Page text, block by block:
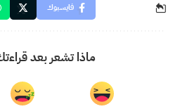
فايسبوك
ماذا تشعر بعد